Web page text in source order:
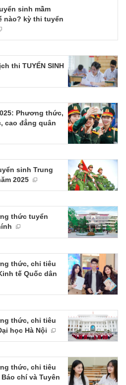
sinh mầm
nào? kỳ thi tuyển
thi TUYỂN SINH
Phương thức,
cao đẳng quân
sinh Trung
2025
thức tuyển
thức, chỉ tiêu
tế Quốc dân
thức, chỉ tiêu
học Hà Nội
thức, chỉ tiêu
chí và Tuyên